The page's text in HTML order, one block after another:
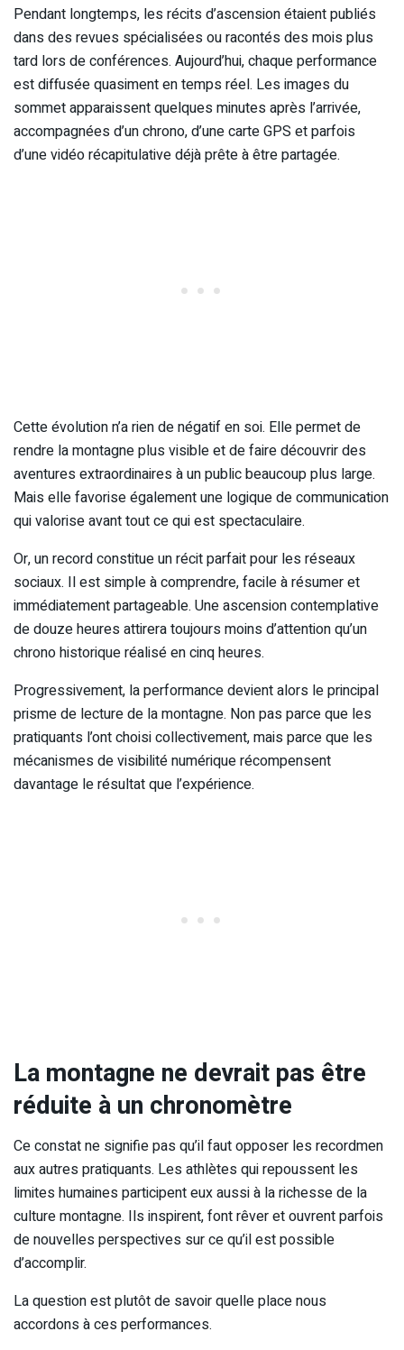
Pendant longtemps, les récits d’ascension étaient publiés
dans des revues spécialisées ou racontés des mois plus
tard lors de conférences. Aujourd’hui, chaque performance
est diffusée quasiment en temps réel. Les images du
sommet apparaissent quelques minutes après l’arrivée,
accompagnées d’un chrono, d’une carte GPS et parfois
d’une vidéo récapitulative déjà prête à être partagée.
Cette évolution n’a rien de négatif en soi. Elle permet de
rendre la montagne plus visible et de faire découvrir des
aventures extraordinaires à un public beaucoup plus large.
Mais elle favorise également une logique de communication
qui valorise avant tout ce qui est spectaculaire.
Or, un record constitue un récit parfait pour les réseaux
sociaux. Il est simple à comprendre, facile à résumer et
immédiatement partageable. Une ascension contemplative
de douze heures attirera toujours moins d’attention qu’un
chrono historique réalisé en cinq heures.
Progressivement, la performance devient alors le principal
prisme de lecture de la montagne. Non pas parce que les
pratiquants l’ont choisi collectivement, mais parce que les
mécanismes de visibilité numérique récompensent
davantage le résultat que l’expérience.
La montagne ne devrait pas être
réduite à un chronomètre
Ce constat ne signifie pas qu’il faut opposer les recordmen
aux autres pratiquants. Les athlètes qui repoussent les
limites humaines participent eux aussi à la richesse de la
culture montagne. Ils inspirent, font rêver et ouvrent parfois
de nouvelles perspectives sur ce qu’il est possible
d’accomplir.
La question est plutôt de savoir quelle place nous
accordons à ces performances.